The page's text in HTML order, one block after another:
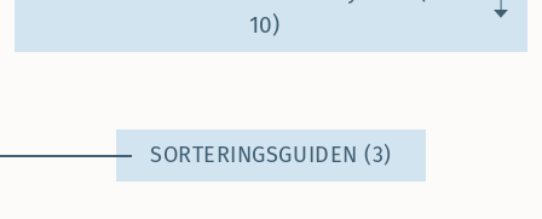
10)
SORTERINGSGUIDEN (3)